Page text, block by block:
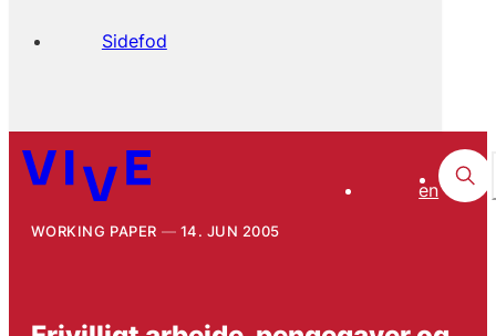
Sidefod
en
WORKING PAPER 14. JUN 2005